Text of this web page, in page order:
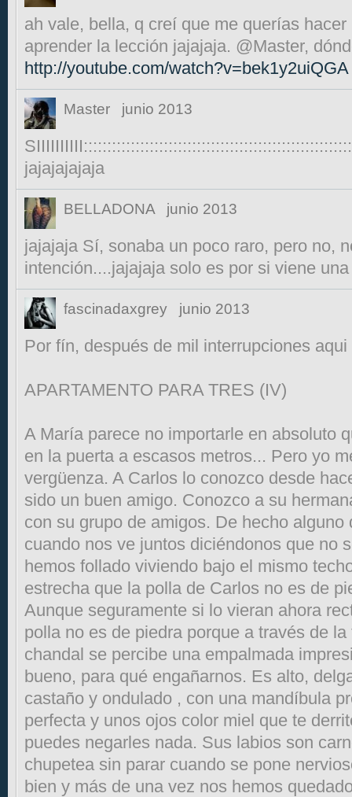
ah vale, bella, q creí que me querías
aprender la lección jajajaja. @Master,
http://youtube.com/watch?v=bek1y2uiQGA
Master junio 2013
jajajajajaja
BELLADONA junio 2013
jajajaja Sí, sonaba un poco raro, pero no,
intención....jajajaja solo es por si viene
fascinadaxgrey junio 2013
Por fín, después de mil interrupciones aqui
APARTAMENTO PARA TRES (IV)
A María parece no importarle en absoluto
en la puerta a escasos metros... Pero yo
vergüenza. A Carlos lo conozco desde
sido un buen amigo. Conozco a su
con su grupo de amigos. De hecho
cuando nos ve juntos diciéndonos que no
hemos follado viviendo bajo el mismo
estrecha que la polla de Carlos no es de
Aunque seguramente si lo vieran ahora
polla no es de piedra porque a través de
chandal se percibe una empalmada
bueno, para qué engañarnos. Es alto,
castaño y ondulado , con una mandíbula
perfecta y unos ojos color miel que te
puedes negarles nada. Sus labios son
chupetea sin parar cuando se pone
bien y más de una vez nos hemos